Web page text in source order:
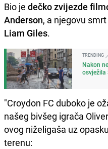
Bio je dečko zvijezde
Anderson, a njegovu
Liam Giles.
TRENDING
Nakon
osvježila
"Croydon FC duboko je
našeg bivšeg igrača
ovog niželigaša uz
terenu: